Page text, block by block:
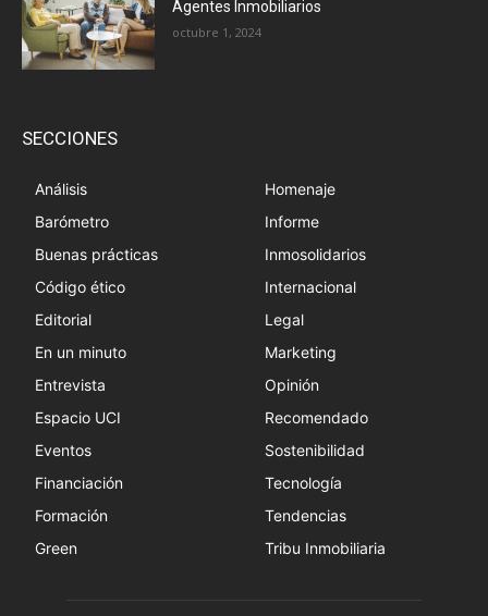
Agentes Inmobiliarios
octubre 1, 2024
SECCIONES
Análisis
Barómetro
Buenas prácticas
Código ético
Editorial
En un minuto
Entrevista
Espacio UCI
Eventos
Financiación
Formación
Green
Homenaje
Informe
Inmosolidarios
Internacional
Legal
Marketing
Opinión
Recomendado
Sostenibilidad
Tecnología
Tendencias
Tribu Inmobiliaria